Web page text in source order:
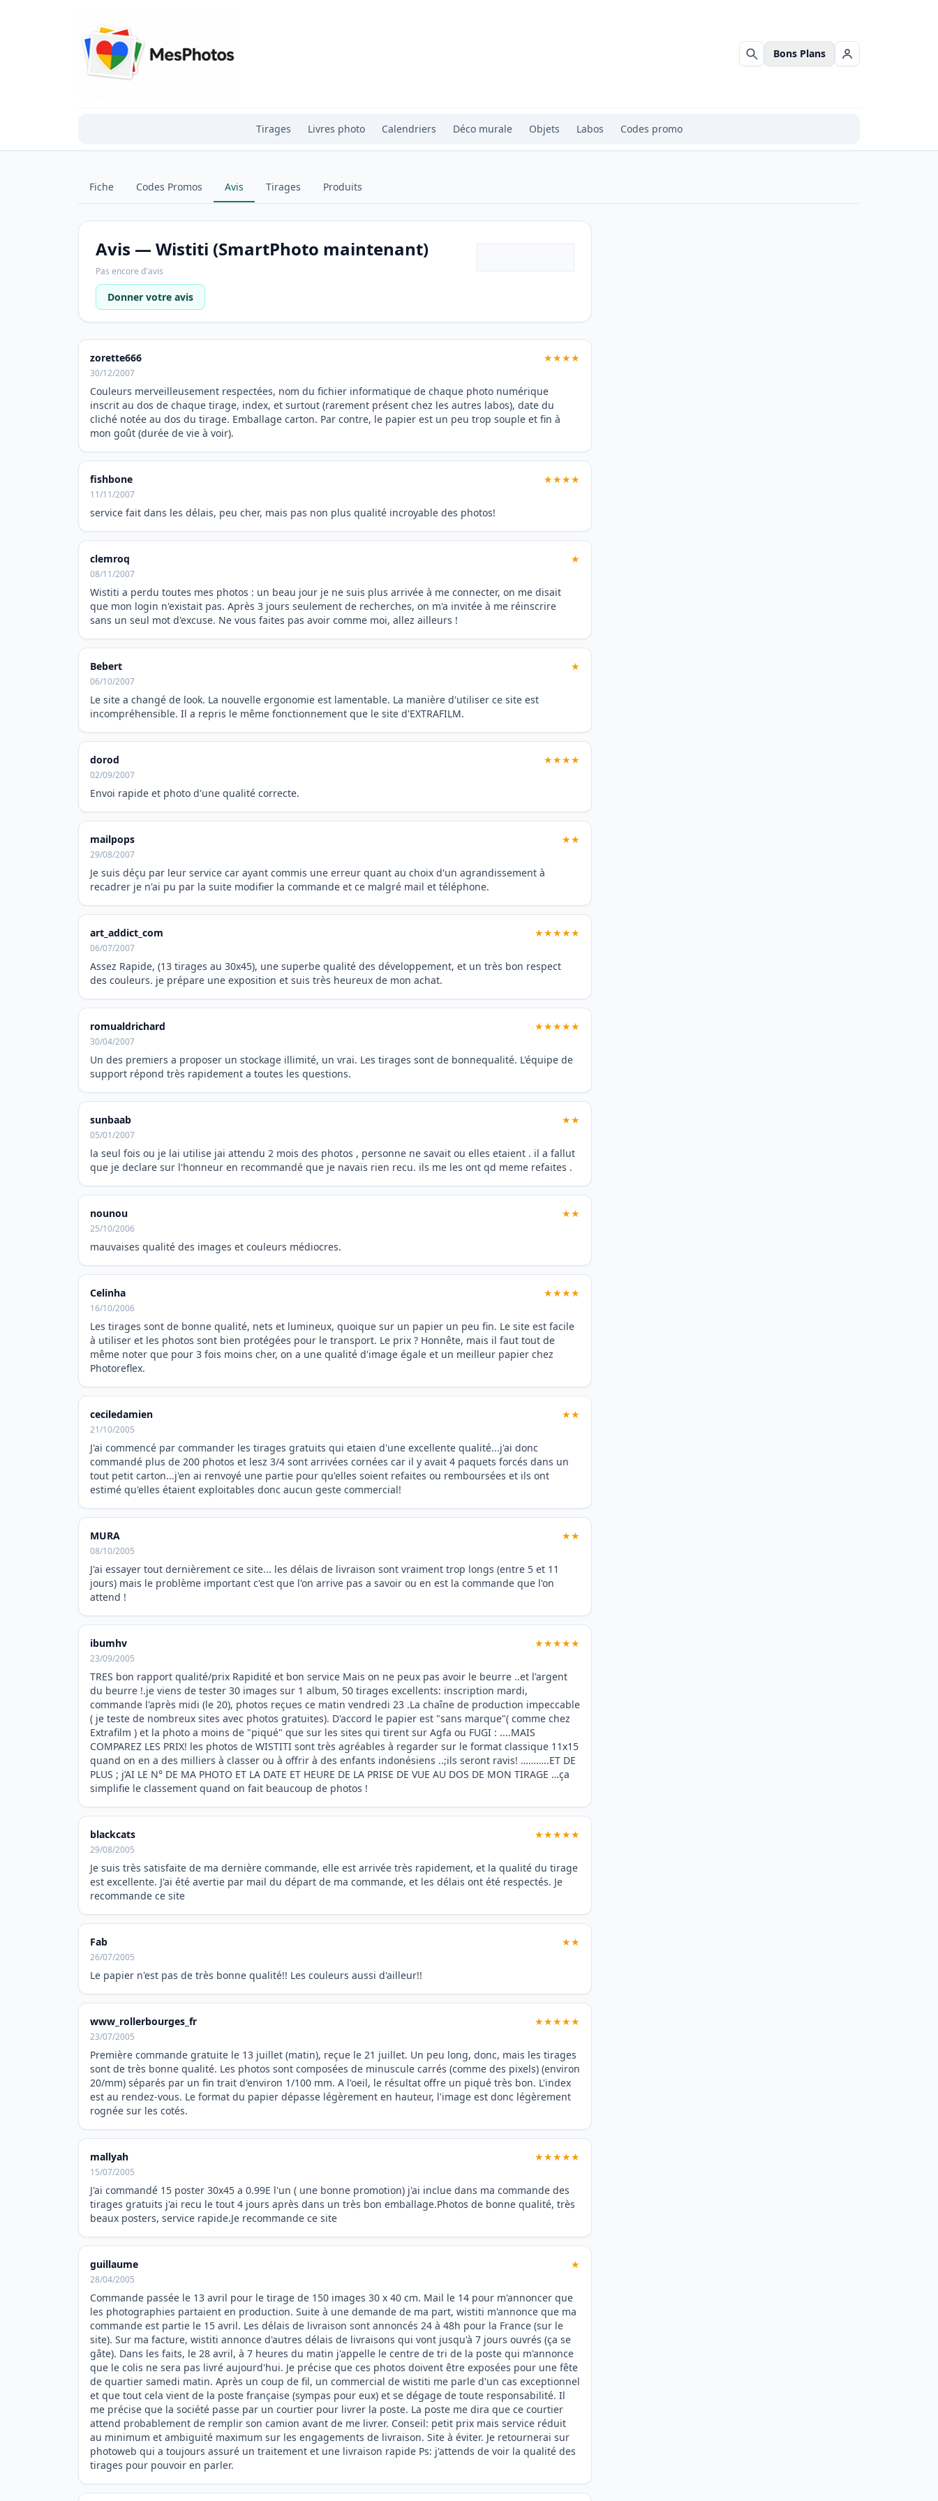
Rechercher
Bons Plans Se connecter
Tirages Livres photo Calendriers Déco murale Objets Labos Codes promo
Fiche Codes Promos Avis Tirages Produits
Avis — Wistiti (SmartPhoto maintenant)
Pas encore d'avis
Donner votre avis
zorette666 ★★★★
30/12/2007
Couleurs merveilleusement respectées, nom du fichier informatique de chaque photo numérique
inscrit au dos de chaque tirage, index, et surtout (rarement présent chez les autres labos), date du
cliché notée au dos du tirage. Emballage carton. Par contre, le papier est un peu trop souple et fin à
mon goût (durée de vie à voir).
fishbone ★★★★
11/11/2007
service fait dans les délais, peu cher, mais pas non plus qualité incroyable des photos!
clemroq ★
08/11/2007
Wistiti a perdu toutes mes photos : un beau jour je ne suis plus arrivée à me connecter, on me disait
que mon login n'existait pas. Après 3 jours seulement de recherches, on m'a invitée à me réinscrire
sans un seul mot d'excuse. Ne vous faites pas avoir comme moi, allez ailleurs !
Bebert ★
06/10/2007
Le site a changé de look. La nouvelle ergonomie est lamentable. La manière d'utiliser ce site est
incompréhensible. Il a repris le même fonctionnement que le site d'EXTRAFILM.
dorod ★★★★
02/09/2007
Envoi rapide et photo d'une qualité correcte.
mailpops ★★
29/08/2007
Je suis déçu par leur service car ayant commis une erreur quant au choix d'un agrandissement à
recadrer je n'ai pu par la suite modifier la commande et ce malgré mail et téléphone.
art_addict_com ★★★★★
06/07/2007
Assez Rapide, (13 tirages au 30x45), une superbe qualité des développement, et un très bon respect
des couleurs. je prépare une exposition et suis très heureux de mon achat.
romualdrichard ★★★★★
30/04/2007
Un des premiers a proposer un stockage illimité, un vrai. Les tirages sont de bonnequalité. L'équipe de
support répond très rapidement a toutes les questions.
sunbaab ★★
05/01/2007
la seul fois ou je lai utilise jai attendu 2 mois des photos , personne ne savait ou elles etaient . il a fallut
que je declare sur l'honneur en recommandé que je navais rien recu. ils me les ont qd meme refaites .
nounou ★★
25/10/2006
mauvaises qualité des images et couleurs médiocres.
Celinha ★★★★
16/10/2006
Les tirages sont de bonne qualité, nets et lumineux, quoique sur un papier un peu fin. Le site est facile
à utiliser et les photos sont bien protégées pour le transport. Le prix ? Honnête, mais il faut tout de
même noter que pour 3 fois moins cher, on a une qualité d'image égale et un meilleur papier chez
Photoreflex.
ceciledamien ★★
21/10/2005
J'ai commencé par commander les tirages gratuits qui etaien d'une excellente qualité...j'ai donc
commandé plus de 200 photos et lesz 3/4 sont arrivées cornées car il y avait 4 paquets forcés dans un
tout petit carton...j'en ai renvoyé une partie pour qu'elles soient refaites ou remboursées et ils ont
estimé qu'elles étaient exploitables donc aucun geste commercial!
MURA ★★
08/10/2005
J'ai essayer tout dernièrement ce site... les délais de livraison sont vraiment trop longs (entre 5 et 11
jours) mais le problème important c'est que l'on arrive pas a savoir ou en est la commande que l'on
attend !
ibumhv ★★★★★
23/09/2005
TRES bon rapport qualité/prix Rapidité et bon service Mais on ne peux pas avoir le beurre ..et l'argent
du beurre !.je viens de tester 30 images sur 1 album, 50 tirages excellents: inscription mardi,
commande l'après midi (le 20), photos reçues ce matin vendredi 23 .La chaîne de production impeccable
( je teste de nombreux sites avec photos gratuites). D'accord le papier est "sans marque"( comme chez
Extrafilm ) et la photo a moins de "piqué" que sur les sites qui tirent sur Agfa ou FUGI : ....MAIS
COMPAREZ LES PRIX! les photos de WISTITI sont très agréables à regarder sur le format classique 11x15
quand on en a des milliers à classer ou à offrir à des enfants indonésiens ..;ils seront ravis! ………..ET DE
PLUS ; j’AI LE N° DE MA PHOTO ET LA DATE ET HEURE DE LA PRISE DE VUE AU DOS DE MON TIRAGE …ça
simplifie le classement quand on fait beaucoup de photos !
blackcats ★★★★★
29/08/2005
Je suis très satisfaite de ma dernière commande, elle est arrivée très rapidement, et la qualité du tirage
est excellente. J'ai été avertie par mail du départ de ma commande, et les délais ont été respectés. Je
recommande ce site
Fab ★★
26/07/2005
Le papier n'est pas de très bonne qualité!! Les couleurs aussi d'ailleur!!
www_rollerbourges_fr ★★★★★
23/07/2005
Première commande gratuite le 13 juillet (matin), reçue le 21 juillet. Un peu long, donc, mais les tirages
sont de très bonne qualité. Les photos sont composées de minuscule carrés (comme des pixels) (environ
20/mm) séparés par un fin trait d'environ 1/100 mm. A l'oeil, le résultat offre un piqué très bon. L'index
est au rendez-vous. Le format du papier dépasse légèrement en hauteur, l'image est donc légèrement
rognée sur les cotés.
mallyah ★★★★★
15/07/2005
J'ai commandé 15 poster 30x45 a 0.99E l'un ( une bonne promotion) j'ai inclue dans ma commande des
tirages gratuits j'ai recu le tout 4 jours après dans un très bon emballage.Photos de bonne qualité, très
beaux posters, service rapide.Je recommande ce site
guillaume ★
28/04/2005
Commande passée le 13 avril pour le tirage de 150 images 30 x 40 cm. Mail le 14 pour m'annoncer que
les photographies partaient en production. Suite à une demande de ma part, wistiti m'annonce que ma
commande est partie le 15 avril. Les délais de livraison sont annoncés 24 à 48h pour la France (sur le
site). Sur ma facture, wistiti annonce d'autres délais de livraisons qui vont jusqu'à 7 jours ouvrés (ça se
gâte). Dans les faits, le 28 avril, à 7 heures du matin j'appelle le centre de tri de la poste qui m'annonce
que le colis ne sera pas livré aujourd'hui. Je précise que ces photos doivent être exposées pour une fête
de quartier samedi matin. Après un coup de fil, un commercial de wistiti me parle d'un cas exceptionnel
et que tout cela vient de la poste française (sympas pour eux) et se dégage de toute responsabilité. Il
me précise que la société passe par un courtier pour livrer la poste. La poste me dira que ce courtier
attend probablement de remplir son camion avant de me livrer. Conseil: petit prix mais service réduit
au minimum et ambiguité maximum sur les engagements de livraison. Site à éviter. Je retournerai sur
photoweb qui a toujours assuré un traitement et une livraison rapide Ps: j'attends de voir la qualité des
tirages pour pouvoir en parler.